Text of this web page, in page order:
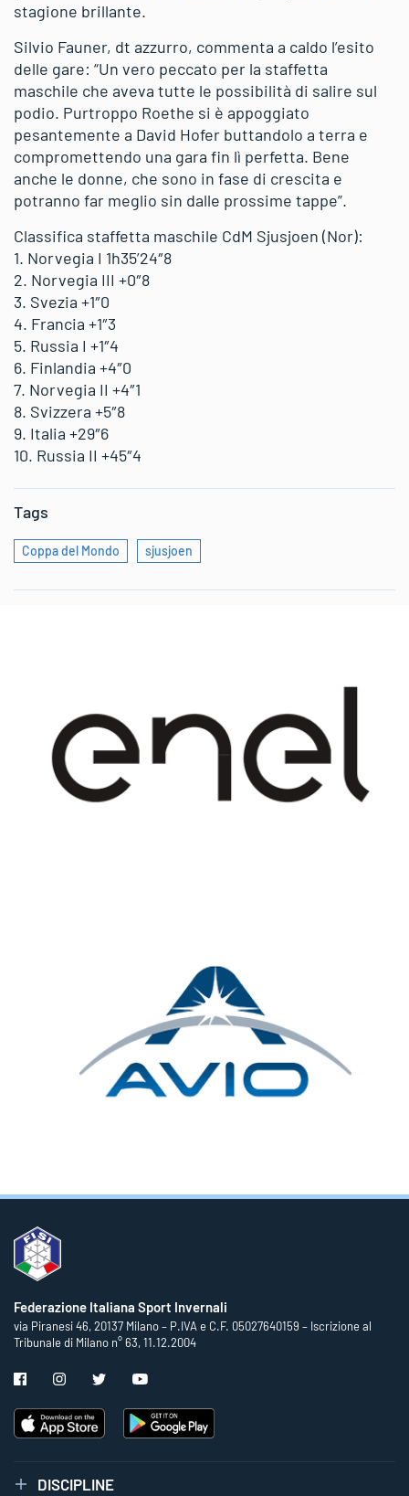
stagione brillante.
Silvio Fauner, dt azzurro, commenta a caldo l’esito
delle gare: “Un vero peccato per la staffetta
maschile che aveva tutte le possibilità di salire sul
podio. Purtroppo Roethe si è appoggiato
pesantemente a David Hofer buttandolo a terra e
compromettendo una gara fin lì perfetta. Bene
anche le donne, che sono in fase di crescita e
potranno far meglio sin dalle prossime tappe”.
Classifica staffetta maschile CdM Sjusjoen (Nor):
1. Norvegia I 1h35’24″8
2. Norvegia III +0″8
3. Svezia +1″0
4. Francia +1″3
5. Russia I +1″4
6. Finlandia +4″0
7. Norvegia II +4″1
8. Svizzera +5″8
9. Italia +29″6
10. Russia II +45″4
Tags
Coppa del Mondo sjusjoen
Federazione Italiana Sport Invernali
via Piranesi 46, 20137 Milano – P.IVA e C.F. 05027640159 – Iscrizione al
Tribunale di Milano n° 63, 11.12.2004
DISCIPLINE